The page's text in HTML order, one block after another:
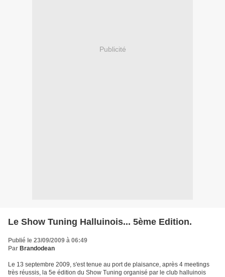
Publicité
Le Show Tuning Halluinois... 5ème Edition.
Publié le 23/09/2009 à 06:49
Par Brandodean
Le 13 septembre 2009, s'est tenue au port de plaisance, après 4 meetings
très réussis, la 5e édition du Show Tuning organisé par le club halluinois